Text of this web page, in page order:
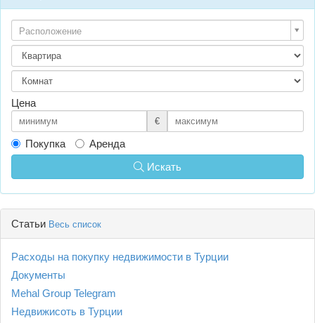
Расположение
Цена
€
Покупка
Аренда
Искать
Статьи Весь список
Расходы на покупку недвижимости в Турции
Документы
Mehal Group Telegram
Недвижисоть в Турции